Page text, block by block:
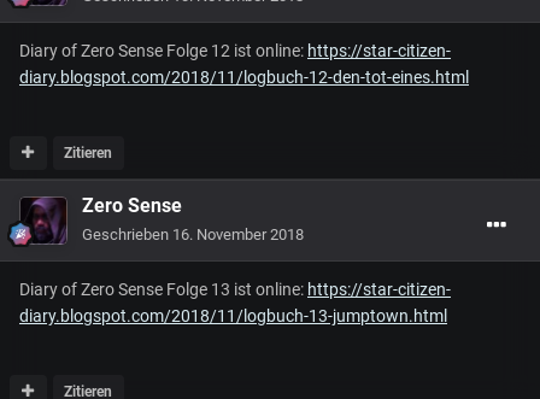
Diary of Zero Sense Folge 12 ist online: https://star-citizen-
diary.blogspot.com/2018/11/logbuch-12-den-tot-eines.html
Zitieren
Zero Sense
Geschrieben 16. November 2018
Diary of Zero Sense Folge 13 ist online: https://star-citizen-
diary.blogspot.com/2018/11/logbuch-13-jumptown.html
Zitieren